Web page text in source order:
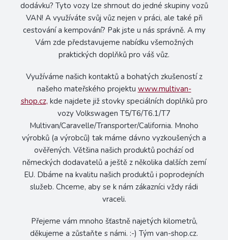
dodávku? Tyto vozy lze shrnout do jedné skupiny vozů
VAN! A využíváte svůj vůz nejen v práci, ale také při
cestování a kempování? Pak jste u nás správně. A my
Vám zde představujeme nabídku všemožných
praktických doplňků pro váš vůz.
Využíváme našich kontaktů a bohatých zkušeností z
našeho mateřského projektu www.multivan-
shop.cz, kde najdete již stovky speciálních doplňků pro
vozy Volkswagen T5/T6/T6.1/T7
Multivan/Caravelle/Transporter/California. Mnoho
výrobků (a výrobců) tak máme dávno vyzkoušených a
ověřených. Většina našich produktů pochází od
německých dodavatelů a ještě z několika dalších zemí
EU. Dbáme na kvalitu našich produktů i poprodejních
služeb. Chceme, aby se k nám zákazníci vždy rádi
vraceli.
Přejeme vám mnoho šťastně najetých kilometrů,
děkujeme a zůstaňte s námi. :-) Tým van-shop.cz.